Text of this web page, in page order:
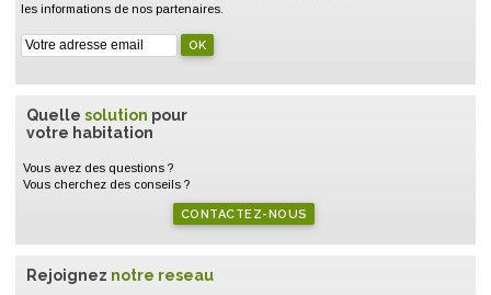
les informations de nos partenaires.
Quelle solution pour
votre habitation
Vous avez des questions ?
Vous cherchez des conseils ?
CONTACTEZ-NOUS
Rejoignez notre reseau